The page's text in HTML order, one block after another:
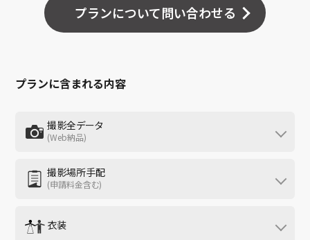
プランについて問い合わせる
プランに含まれる内容
撮影全データ
(Web納品)
す。ダウンロード形式で納品いたします。
撮影場所手配
(申請料金含む)
※ 撮影の申請料金や入園料は、カップルお二人様分のみ含まれており
衣装